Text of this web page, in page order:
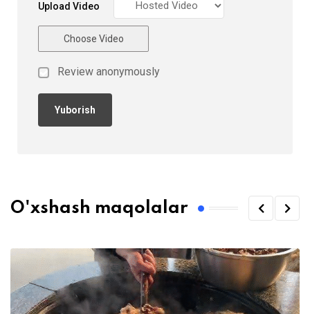
Upload Video
Choose Video
Review anonymously
O'xshash maqolalar